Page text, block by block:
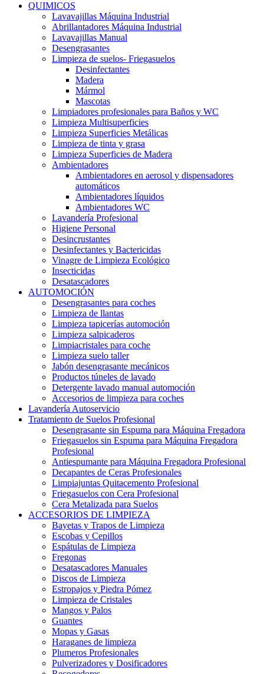
QUIMICOS
Lavavajillas Máquina Industrial
Abrillantadores Máquina Industrial
Lavavajillas Manual
Desengrasantes
Limpieza de suelos- Friegasuelos
Desinfectantes
Madera
Mármol
Mascotas
Limpiadores profesionales para Baños y WC
Limpieza Multisuperficies
Limpieza Superficies Metálicas
Limpieza de tinta y grasa
Limpieza Superficies de Madera
Ambientadores
Ambientadores en aerosol y dispensadores
automáticos
Ambientadores líquidos
Ambientadores WC
Lavandería Profesional
Higiene Personal
Desincrustantes
Desinfectantes y Bactericidas
Vinagre de Limpieza Ecológico
Insecticidas
Desatascadores
AUTOMOCIÓN
Desengrasantes para coches
Limpieza de llantas
Limpieza tapicerías automoción
Limpieza salpicaderos
Limpiacristales para coche
Limpieza suelo taller
Jabón desengrasante mecánicos
Productos túneles de lavado
Detergente lavado manual automoción
Accesorios de limpieza para coches
Lavandería Autoservicio
Tratamiento de Suelos Profesional
Desengrasante sin Espuma para Máquina Fregadora
Friegasuelos sin Espuma para Máquina Fregadora
Profesional
Antiespumante para Máquina Fregadora Profesional
Decapantes de Ceras Profesionales
Limpiajuntas Quitacemento Profesional
Friegasuelos con Cera Profesional
Cera Metalizada para Suelos
ACCESORIOS DE LIMPIEZA
Bayetas y Trapos de Limpieza
Escobas y Cepillos
Espátulas de Limpieza
Fregonas
Desatascadores Manuales
Discos de Limpieza
Estropajos y Piedra Pómez
Limpieza de Cristales
Mangos y Palos
Guantes
Mopas y Gasas
Haraganes de limpieza
Plumeros Profesionales
Pulverizadores y Dosificadores